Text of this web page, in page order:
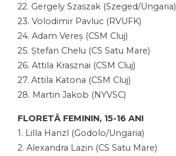
22. Gergely Szaszak (Szeged/Ungaria)
23. Volodimir Pavluc (RVUFK)
24. Adam Vereș (CSM Cluj)
25. Ștefan Chelu (CS Satu Mare)
26. Attila Krasznai (CSM Cluj)
27. Attila Katona (CSM Cluj)
28. Martin Jakob (NYVSC)
FLORETĂ FEMININ, 15-16 ANI
1. Lilla Hanzl (Godolo/Ungaria)
2. Alexandra Lazin (CS Satu Mare)